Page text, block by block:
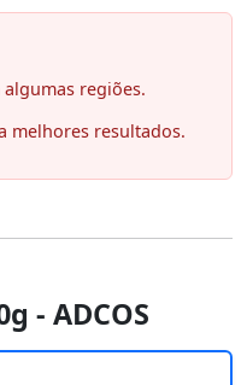
regiões.
melhores resultados.
- ADCOS